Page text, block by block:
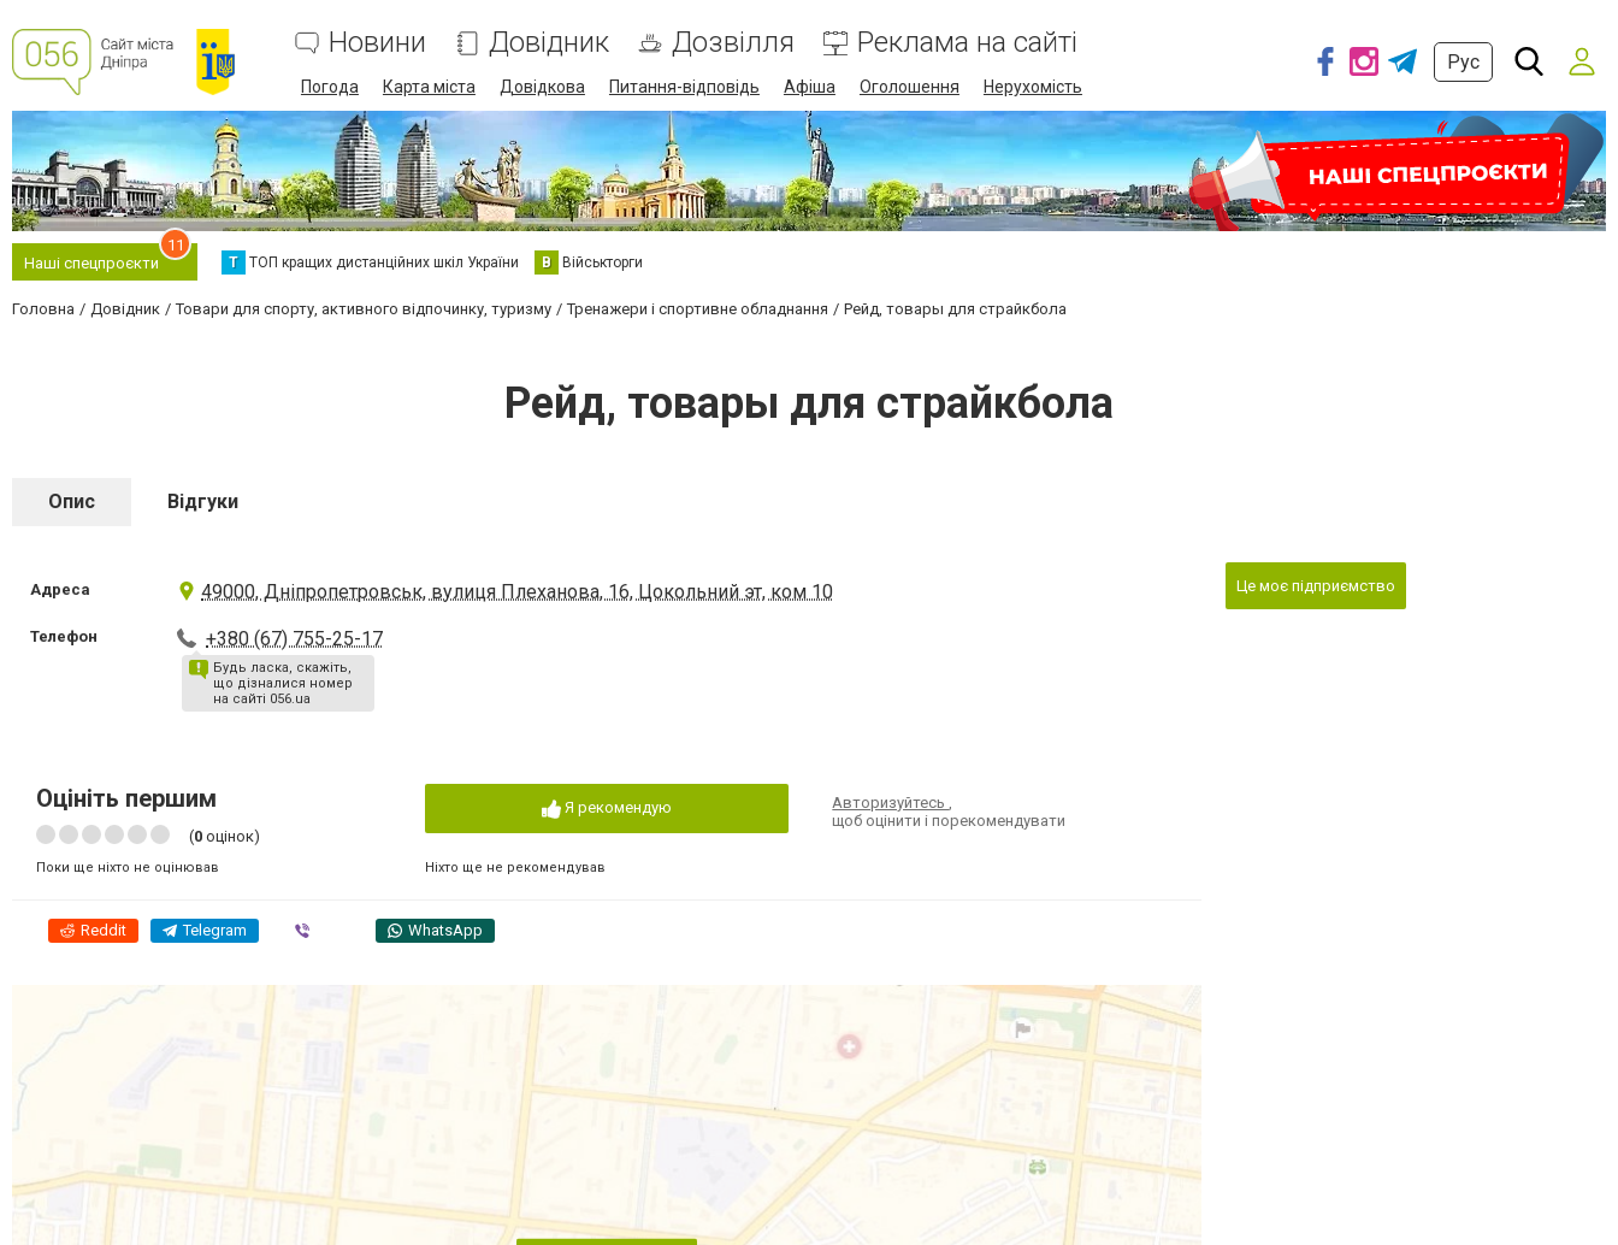
Новини Довідник Дозвілля Реклама на сайті
Погода Карта міста Довідкова Питання-відповідь Афіша Оголошення Нерухомість
Рус
Наші спецпроєкти
11
Т ТОП кращих дистанційних шкіл України В Військторги
Головна Довідник Товари для спорту, активного відпочинку, туризму Тренажери і спортивне обладнання Рейд, товары для страйкбола
Рейд, товары для страйкбола
Опис Відгуки
Адреса 49000, Дніпропетровськ, вулиця Плеханова, 16, Цокольний эт, ком 10
Телефон +380 (67) 755-25-17
Будь ласка, скажіть,
що дізналися номер
на сайті 056.ua
Оцініть першим
(0 оцінок)
Поки ще ніхто не оцінював
Я рекомендую
Ніхто ще не рекомендував
Авторизуйтесь,
щоб оцінити і порекомендувати
Reddit Telegram WhatsApp
Це моє підприємство